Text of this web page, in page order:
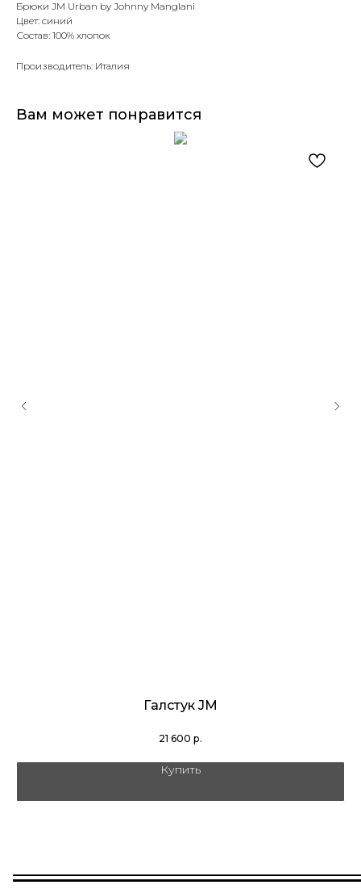
Брюки JM Urban by Johnny Manglani
Цвет: синий
Состав: 100% хлопок
Производитель: Италия
Вам может понравится
Галстук JM
21 600 р.
Купить